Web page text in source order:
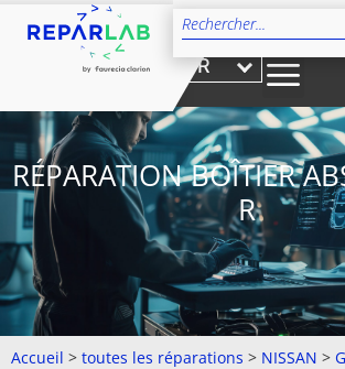
FR
RÉPARATION BOÎTIER
R
Accueil > toutes les réparations > NISSAN >